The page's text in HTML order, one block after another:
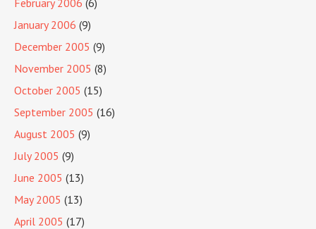
February 2006 (6)
January 2006 (9)
December 2005 (9)
November 2005 (8)
October 2005 (15)
September 2005 (16)
August 2005 (9)
July 2005 (9)
June 2005 (13)
May 2005 (13)
April 2005 (17)